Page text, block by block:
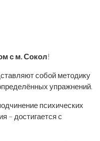
с м. Сокол!
собой методику
упражнений.
психических
– достигается с